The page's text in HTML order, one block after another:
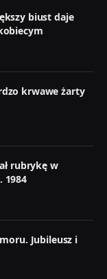
biust daje
krwawe żarty
rubrykę w
1984
Jubileusz i